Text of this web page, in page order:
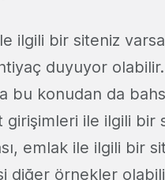
ilgili bir siteniz
duyuyor
bu konudan da
girişimleri ile ilgili
emlak ile ilgili bir
diğer örnekler